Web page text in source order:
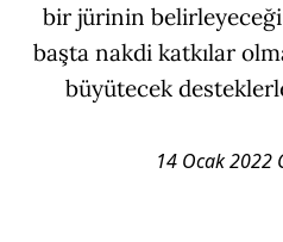
bir jürinin belirleyeceği
başta nakdi katkılar
büyütecek
14 Ocak 2022